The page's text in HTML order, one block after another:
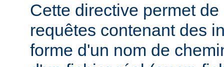
Cette directive permet
requêtes contenant des
forme d'un nom de